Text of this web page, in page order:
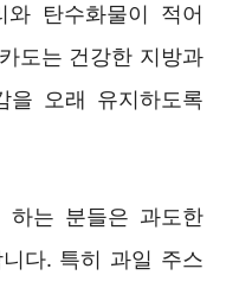
와 탄수화물이 적어
도는 건강한 지방과
을 오래 유지하도록
하는 분들은 과도한
다. 특히 과일 주스